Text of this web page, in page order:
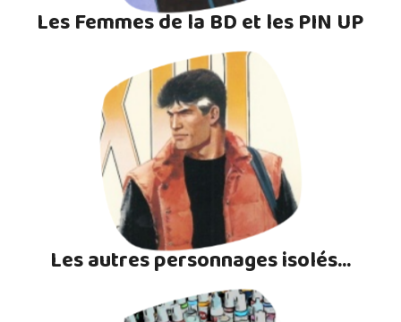
Les Femmes de la BD et les PIN UP
Les autres personnages isolés...